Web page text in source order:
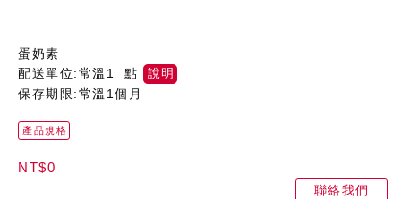
蛋奶素
配送單位:常溫1 點
說明
保存期限:常溫1個月
產品規格
NT$0
聯絡我們